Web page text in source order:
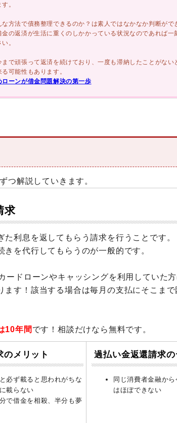
。
な方法で債務整理できるのか？は素人ではなかなか判断がで
金の返済が生活に重くのしかかっている状況なのであれば一
。
まで頑張って返済を続けており、一度も滞納したことがない
可能性もあります。
ローンが借金問題解決の第一歩
つ解説していきます。
求
た利息を返してもらう請求を行うことです。
きを代行してもらうのが一般的です。
ードローンやキャッシングを利用していた
ます！該当する場合は毎月の支払にそこま
10年間 です！相談だけなら無料です。
のメリット
必ず載ると思われがちな
載らない
で借金を相殺、半分も夢
過払い金返還請求の
同じ消費者金融か
はほぼできない